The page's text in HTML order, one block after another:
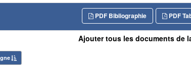
PDF
PDF Bibliographie
Ajouter tous les documents de